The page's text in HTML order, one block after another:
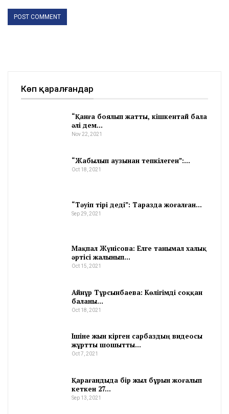
Көп қаралғандар
“Қанға боялып жатты, кішкентай бала
әлі дем…
Nov 22, 2021
“Жабылып аузынан тепкілеген”:…
Oct 18, 2021
“Тәуіп тірі деді”: Таразда жоғалған…
Sep 29, 2021
Мақпал Жүнісова: Елге танымал халық
әртісі жалынып…
Oct 15, 2021
Айнұр Тұрсынбаева: Көлігімді соққан
баланы…
Oct 18, 2021
Ішіне жын кірген сарбаздың видеосы
жұртты шошытты…
Oct 7, 2021
Қарағандыда бір жыл бұрын жоғалып
кеткен 27…
Sep 13, 2021